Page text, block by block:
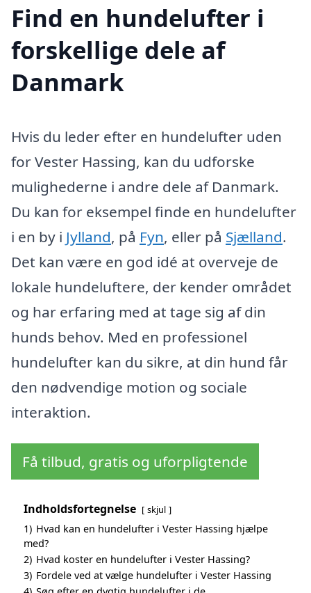
Find en hundelufter i
forskellige dele af
Danmark
Hvis du leder efter en hundelufter uden
for Vester Hassing, kan du udforske
mulighederne i andre dele af Danmark.
Du kan for eksempel finde en hundelufter
i en by i Jylland, på Fyn, eller på Sjælland.
Det kan være en god idé at overveje de
lokale hundeluftere, der kender området
og har erfaring med at tage sig af din
hunds behov. Med en professionel
hundelufter kan du sikre, at din hund får
den nødvendige motion og sociale
interaktion.
Få tilbud, gratis og uforpligtende
Indholdsfortegnelse skjul
1) Hvad kan en hundelufter i Vester Hassing hjælpe
med?
2) Hvad koster en hundelufter i Vester Hassing?
3) Fordele ved at vælge hundelufter i Vester Hassing